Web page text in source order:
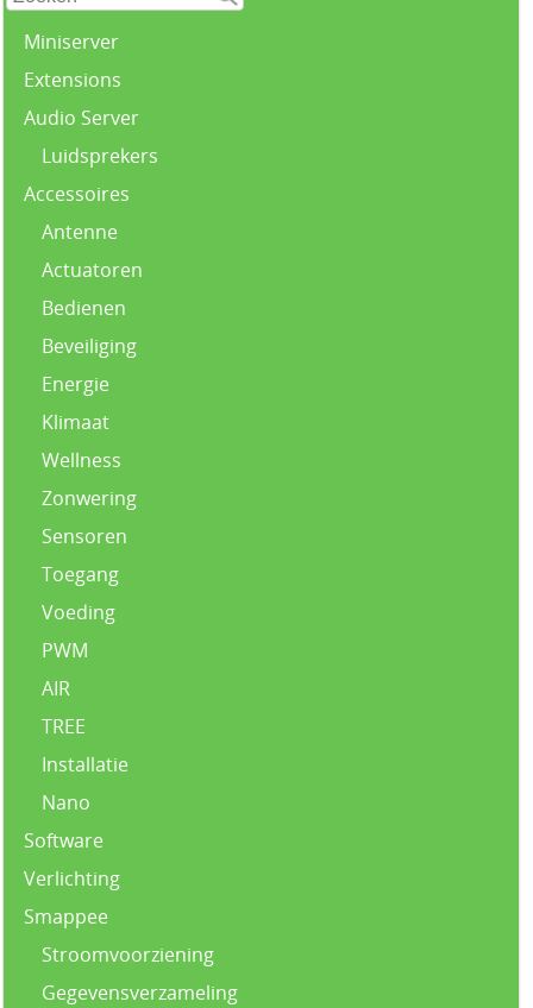
Miniserver
Extensions
Audio Server
Luidsprekers
Accessoires
Antenne
Actuatoren
Bedienen
Beveiliging
Energie
Klimaat
Wellness
Zonwering
Sensoren
Toegang
Voeding
PWM
AIR
TREE
Installatie
Nano
Software
Verlichting
Smappee
Stroomvoorziening
Gegevensverzameling